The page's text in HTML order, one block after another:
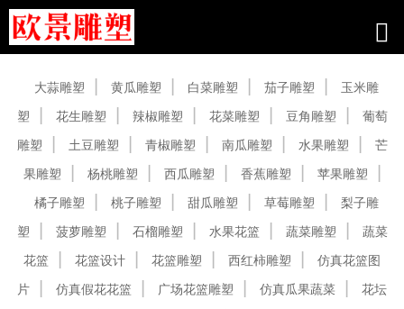
大蒜雕塑 黄瓜雕塑 白菜雕塑 茄子雕塑
玉米雕
塑
花生雕塑 辣椒雕塑 花菜雕塑 豆角雕塑
葡萄
雕塑
土豆雕塑 青椒雕塑 南瓜雕塑 水果雕塑
芒
果雕塑
杨桃雕塑 西瓜雕塑 香蕉雕塑
苹果雕塑
橘子雕塑
桃子雕塑 甜瓜雕塑 草莓雕塑
梨子雕
塑
菠萝雕塑 石榴雕塑 水果花篮 蔬菜雕塑
蔬菜
花篮
花篮设计 花篮雕塑 西红柿雕塑
仿真花篮图
片
仿真假花花篮 广场花篮雕塑 仿真瓜果蔬菜
花坛